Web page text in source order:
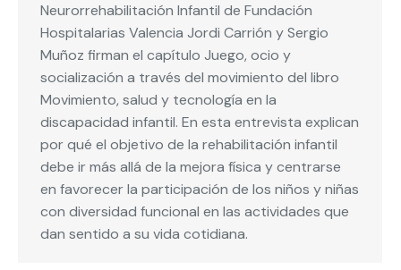
Neurorrehabilitación Infantil de Fundación
Hospitalarias Valencia Jordi Carrión y Sergio
Muñoz firman el capítulo Juego, ocio y
socialización a través del movimiento del libro
Movimiento, salud y tecnología en la
discapacidad infantil. En esta entrevista explican
por qué el objetivo de la rehabilitación infantil
debe ir más allá de la mejora física y centrarse
en favorecer la participación de los niños y niñas
con diversidad funcional en las actividades que
dan sentido a su vida cotidiana.